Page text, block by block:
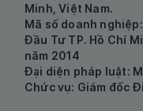
Minh, Việt Nam.
Mã số doanh
Đầu Tư TP. Hồ Chí
năm 2014
Đại diện pháp luật:
Chức vụ: Giám đốc